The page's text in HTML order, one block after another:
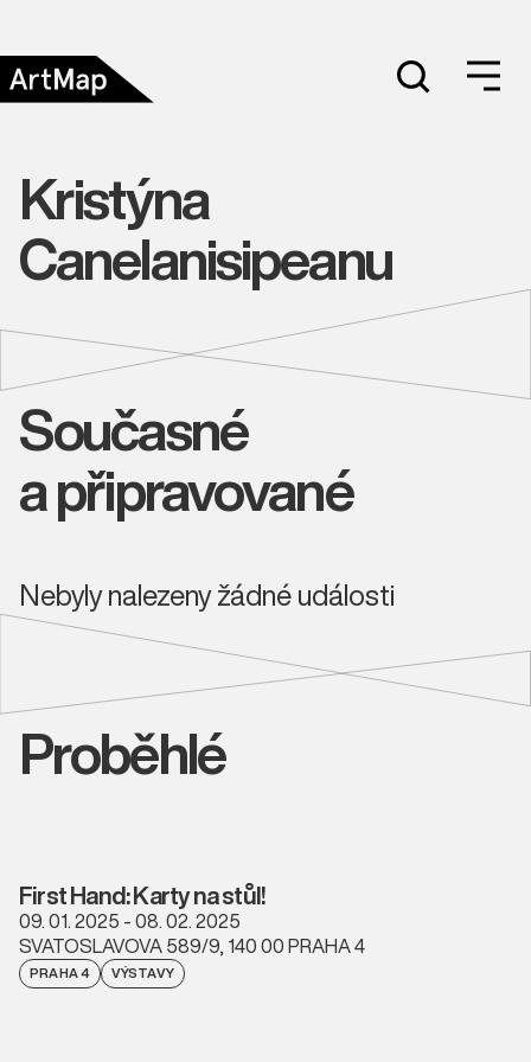
Kristýna
Canelanisipeanu
Současné
a připravované
Nebyly nalezeny žádné události
Proběhlé
First Hand: Karty na stůl!
09. 01. 2025 - 08. 02. 2025
SVATOSLAVOVA 589/9, 140 00 PRAHA 4
PRAHA 4 VÝSTAVY